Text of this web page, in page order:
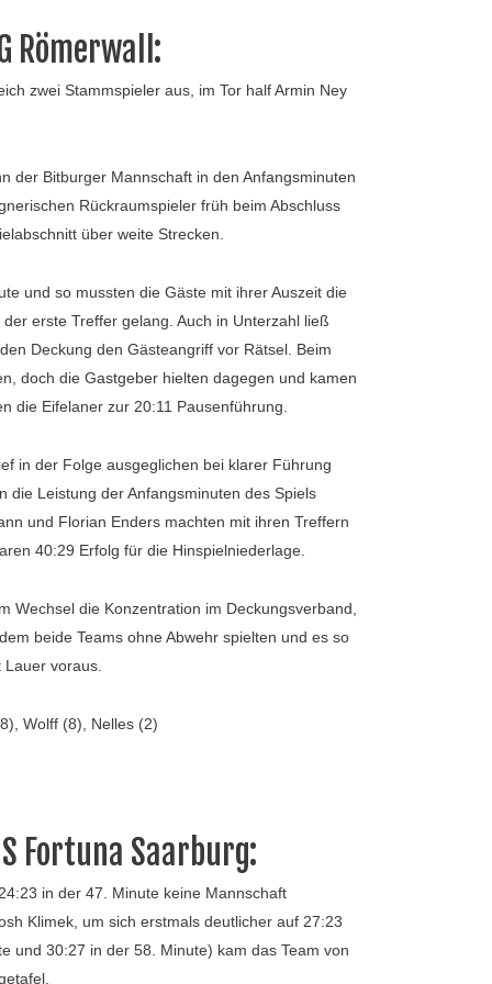
Römerwall:
zwei Stammspieler aus, im Tor half Armin Ney
der Bitburger Mannschaft in den Anfangsminuten
Rückraumspieler früh beim Abschluss
über weite Strecken.
und so mussten die Gäste mit ihrer Auszeit die
erste Treffer gelang. Auch in Unterzahl ließ
Deckung den Gästeangriff vor Rätsel. Beim
doch die Gastgeber hielten dagegen und kamen
die Eifelaner zur 20:11 Pausenführung.
in der Folge ausgeglichen bei klarer Führung
die Leistung der Anfangsminuten des Spiels
und Florian Enders machten mit ihren Treffern
40:29 Erfolg für die Hinspielniederlage.
Wechsel die Konzentration im Deckungsverband,
beide Teams ohne Abwehr spielten und es so
voraus.
Wolff (8), Nelles (2)
Fortuna Saarburg:
in der 47. Minute keine Mannschaft
Klimek, um sich erstmals deutlicher auf 27:23
und 30:27 in der 58. Minute) kam das Team von